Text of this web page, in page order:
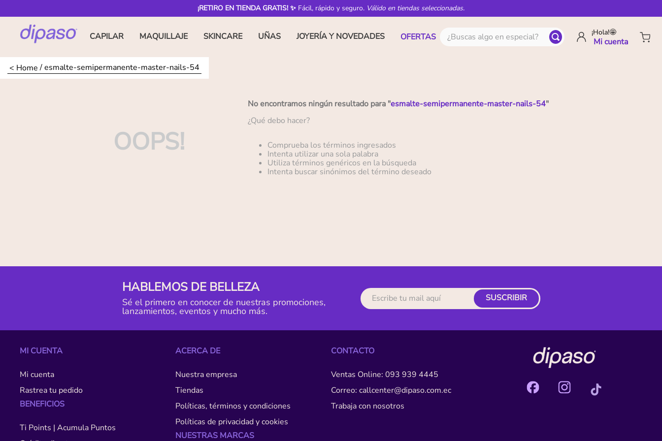
¡RETIRO EN TIENDA GRATIS! ✨ Fácil, rápido y seguro. Válido en tiendas seleccionadas.
CAPILAR MAQUILLAJE SKINCARE UÑAS JOYERÍA Y NOVEDADES OFERTAS ¿Buscas algo en especial? ¡Hola!🤩
esmalte-semipermanente-master-nails-54
OOPS!
No encontramos ningún resultado para "esmalte-semipermanente-master-nails-54"
¿Qué debo hacer?
Comprueba los términos ingresados
Intenta utilizar una sola palabra
Utiliza términos genéricos en la búsqueda
Intenta buscar sinónimos del término deseado
HABLEMOS DE BELLEZA
Sé el primero en conocer de nuestras promociones,
lanzamientos, eventos y mucho más.
SUSCRIBIR
MI CUENTA
Mi cuenta
Rastrea tu pedido
BENEFICIOS
Ti Points | Acumula Puntos
ACERCA DE
Nuestra empresa
Tiendas
Políticas, términos y condiciones
Políticas de privacidad y cookies
NUESTRAS MARCAS
CONTACTO
Ventas Online: 093 939 4445
Correo: callcenter@dipaso.com.ec
Trabaja con nosotros